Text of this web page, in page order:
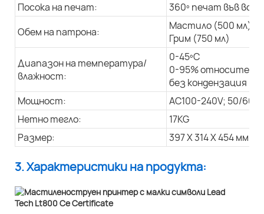
Посока на печат:
360º печат във
Обем на патрона:
Мастило (500 мл)
Грим (750 мл)
Диапазон на температура/
влажност:
0-45ºC
0-95%
без кондензация
Мощност:
AC100-240V; 50/
Нетно тегло:
17KG
Размер:
397 X 314 X 454 мм
3. Характеристики на продукта: